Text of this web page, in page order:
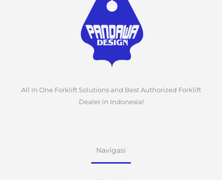
All In One Forklift Solutions and Best Authorized Forklift
Dealer in Indonesia!
Navigasi